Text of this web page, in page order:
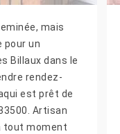
mais
pour un
Billaux dans le
rendez-
est prêt de
Artisan
tout moment